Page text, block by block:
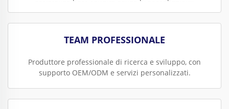
TEAM PROFESSIONALE
Produttore professionale di ricerca e sviluppo, con
supporto OEM/ODM e servizi personalizzati.